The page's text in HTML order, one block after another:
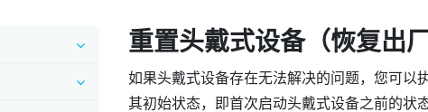
重置头戴式设备（恢复出厂
如果头戴式设备存在无法解决的问题，您可以
其初始状态，即首次启动头戴式设备之前的状态